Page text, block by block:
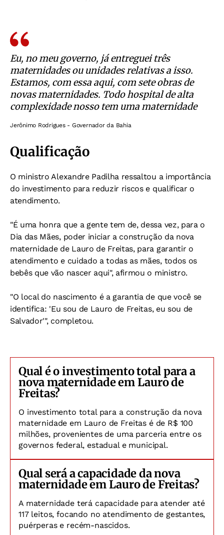
Eu, no meu governo, já entreguei três
maternidades ou unidades relativas a isso.
Estamos, com essa aqui, com sete obras de
novas maternidades. Todo hospital de alta
complexidade nosso tem uma maternidade
Jerônimo Rodrigues - Governador da Bahia
Qualificação
O ministro Alexandre Padilha ressaltou a importância
do investimento para reduzir riscos e qualificar o
atendimento.
"É uma honra que a gente tem de, dessa vez, para o
Dia das Mães, poder iniciar a construção da nova
maternidade de Lauro de Freitas, para garantir o
atendimento e cuidado a todas as mães, todos os
bebês que vão nascer aqui", afirmou o ministro.
"O local do nascimento é a garantia de que você se
identifica: 'Eu sou de Lauro de Freitas, eu sou de
Salvador'", completou.
Qual é o investimento total para a
nova maternidade em Lauro de
Freitas?
O investimento total para a construção da nova
maternidade em Lauro de Freitas é de R$ 100
milhões, provenientes de uma parceria entre os
governos federal, estadual e municipal.
Qual será a capacidade da nova
maternidade em Lauro de Freitas?
A maternidade terá capacidade para atender até
117 leitos, focando no atendimento de gestantes,
puérperas e recém-nascidos.